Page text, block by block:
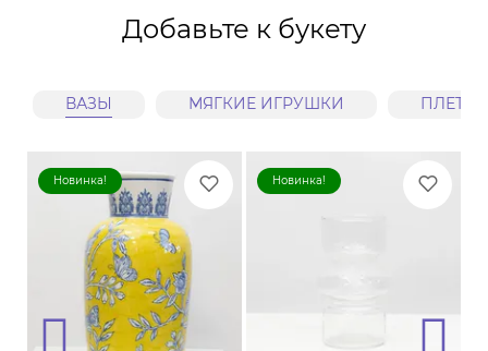
Добавьте к букету
ВАЗЫ МЯГКИЕ ИГРУШКИ
Новинка! Новинка!